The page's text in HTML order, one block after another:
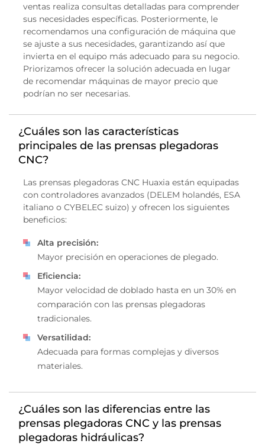
ventas realiza consultas detalladas para comprender
sus necesidades específicas. Posteriormente, le
recomendamos una configuración de máquina que
se ajuste a sus necesidades, garantizando así que
invierta en el equipo más adecuado para su negocio.
Priorizamos ofrecer la solución adecuada en lugar
de recomendar máquinas de mayor precio que
podrían no ser necesarias.
¿Cuáles son las características
principales de las prensas plegadoras
CNC?
Las prensas plegadoras CNC Huaxia están equipadas
con controladores avanzados (DELEM holandés, ESA
italiano o CYBELEC suizo) y ofrecen los siguientes
beneficios:
Alta precisión:
Mayor precisión en operaciones de plegado.
Eficiencia:
Mayor velocidad de doblado hasta en un 30% en
comparación con las prensas plegadoras
tradicionales.
Versatilidad:
Adecuada para formas complejas y diversos
materiales.
¿Cuáles son las diferencias entre las
prensas plegadoras CNC y las prensas
plegadoras hidráulicas?